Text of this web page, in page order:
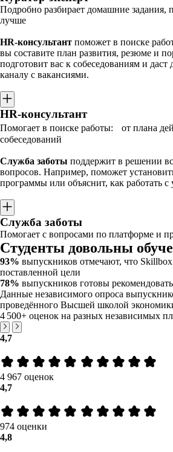
Подробно разбирает домашние задания,
лучше
HR-консультант поможет в поиске
вы составите план развития, резюме и
подготовит вас к собеседованиям и даст
каналу с вакансиями.
HR-консультант
Помогает в поиске работы: от плана
собеседований
Служба заботы поддержит в решении
вопросов. Например, поможет
программы или объяснит, как работать
Служба заботы
Помогает с вопросами по платформе и
Студенты довольны
93% выпускников отмечают, что
поставленной цели
78% выпускников готовы
Данные независимого опроса
проведённого Высшей школой
4 500+ оценок на разных независимых
4,7
4 967 оценок
4,7
974 оценки
4,8